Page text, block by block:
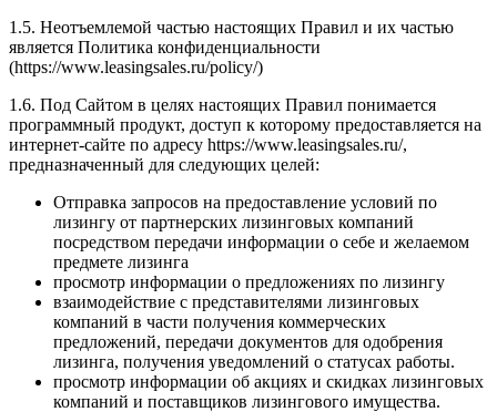
1.5. Неотъемлемой частью настоящих Правил и их частью
является Политика конфиденциальности
(https://www.leasingsales.ru/policy/)
1.6. Под Сайтом в целях настоящих Правил понимается
программный продукт, доступ к которому предоставляется на
интернет-сайте по адресу https://www.leasingsales.ru/,
предназначенный для следующих целей:
Отправка запросов на предоставление условий по
лизингу от партнерских лизинговых компаний
посредством передачи информации о себе и желаемом
предмете лизинга
просмотр информации о предложениях по лизингу
взаимодействие с представителями лизинговых
компаний в части получения коммерческих
предложений, передачи документов для одобрения
лизинга, получения уведомлений о статусах работы.
просмотр информации об акциях и скидках лизинговых
компаний и поставщиков лизингового имущества.